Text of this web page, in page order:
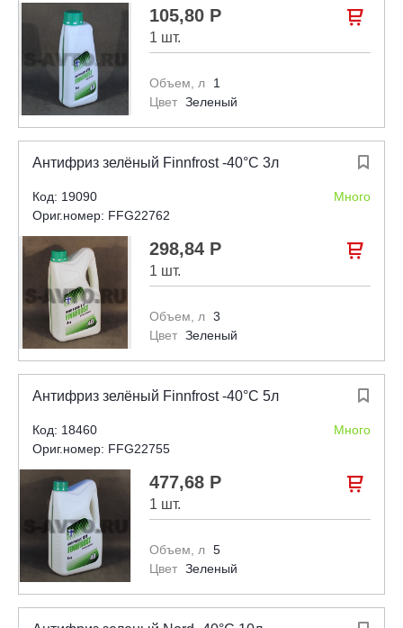
105,80 Р
1 шт.

Объем, л
1
Цвет Зеленый

Антифриз зелёный Finnfrost -40°С 3л
Код: 19090
Много
Ориг.номер: FFG22762
298,84 Р
1 шт.

Объем, л 3
Цвет Зеленый

Антифриз зелёный Finnfrost -40°С 5л
Код: 18460
Много
Ориг.номер: FFG22755
477,68 Р
1 шт.

Объем, л 5
Цвет Зеленый